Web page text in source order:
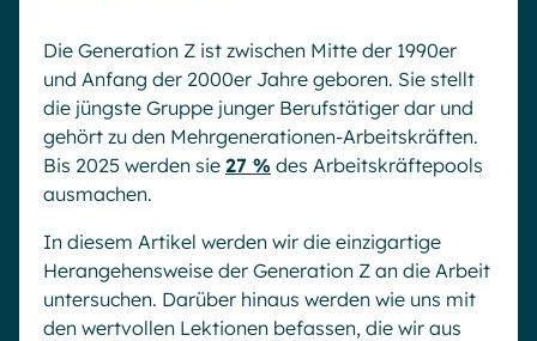
Die Generation Z ist zwischen Mitte der 1990er
und Anfang der 2000er Jahre geboren. Sie stellt
die jüngste Gruppe junger Berufstätiger dar und
gehört zu den Mehrgenerationen-Arbeitskräften.
Bis 2025 werden sie 27 % des Arbeitskräftepools
ausmachen.
In diesem Artikel werden wir die einzigartige
Herangehensweise der Generation Z an die Arbeit
untersuchen. Darüber hinaus werden wie uns mit
den wertvollen Lektionen befassen, die wir aus